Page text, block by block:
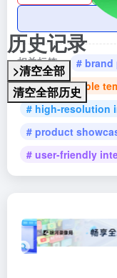
历史记录
>清空全部
清空全部历史
相关标签：
# brand
# customizable
# high-resolution
# product
# user-friendly